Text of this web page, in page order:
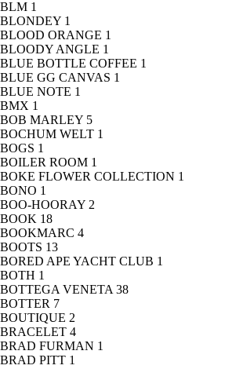
BLM 1
BLONDEY 1
BLOOD ORANGE 1
BLOODY ANGLE 1
BLUE BOTTLE COFFEE 1
BLUE GG CANVAS 1
BLUE NOTE 1
BMX 1
BOB MARLEY 5
BOCHUM WELT 1
BOGS 1
BOILER ROOM 1
BOKE FLOWER COLLECTION 1
BONO 1
BOO-HOORAY 2
BOOK 18
BOOKMARC 4
BOOTS 13
BORED APE YACHT CLUB 1
BOTH 1
BOTTEGA VENETA 38
BOTTER 7
BOUTIQUE 2
BRACELET 4
BRAD FURMAN 1
BRAD PITT 1